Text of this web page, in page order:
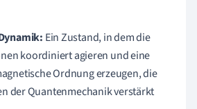
Ein Zustand, in dem die
koordiniert agieren und eine
Ordnung erzeugen, die
der Quantenmechanik verstärkt